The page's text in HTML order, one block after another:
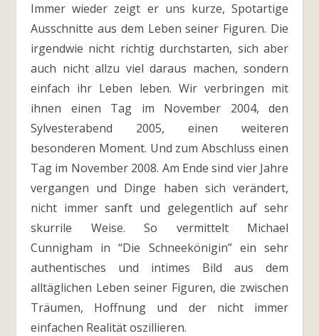
Immer wieder zeigt er uns kurze, Spotartige
Ausschnitte aus dem Leben seiner Figuren. Die
irgendwie nicht richtig durchstarten, sich aber
auch nicht allzu viel daraus machen, sondern
einfach ihr Leben leben. Wir verbringen mit
ihnen einen Tag im November 2004, den
Sylvesterabend 2005, einen weiteren
besonderen Moment. Und zum Abschluss einen
Tag im November 2008. Am Ende sind vier Jahre
vergangen und Dinge haben sich verändert,
nicht immer sanft und gelegentlich auf sehr
skurrile Weise. So vermittelt Michael
Cunnigham in “Die Schneekönigin” ein sehr
authentisches und intimes Bild aus dem
alltäglichen Leben seiner Figuren, die zwischen
Träumen, Hoffnung und der nicht immer
einfachen Realität oszillieren.